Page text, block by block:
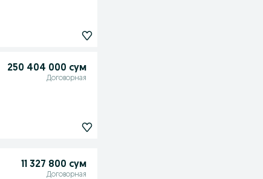
250 404 000 сум
Договорная
11 327 800 сум
Договорная